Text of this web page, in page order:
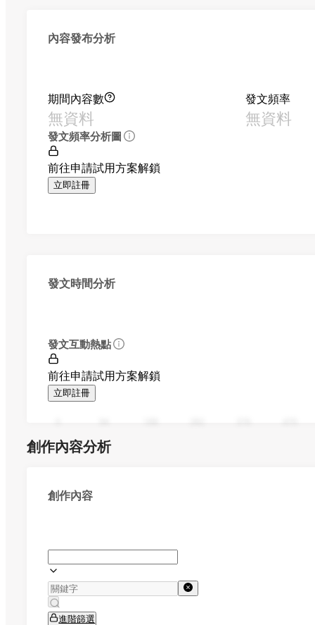
內容發布分析
期間內容數
無資料
發文頻率
無資料
發文頻率分析圖
前往申請試用方案解鎖
立即註冊
發文時間分析
發文互動熱點
前往申請試用方案解鎖
立即註冊
創作內容分析
創作內容
進階篩選